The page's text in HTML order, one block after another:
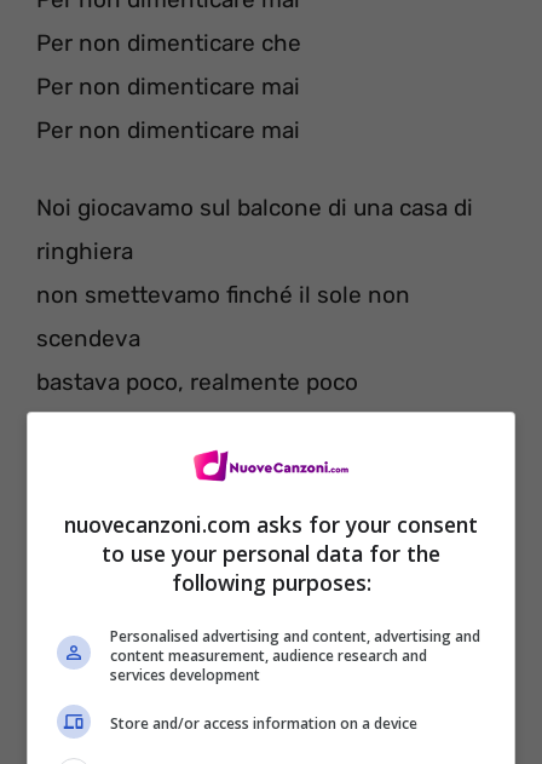
Per non dimenticare che
Per non dimenticare mai
Per non dimenticare mai
Noi giocavamo sul balcone di una casa di
ringhiera
non smettevamo finché il sole non
scendeva
bastava poco, realmente poco
non esisteva il verbo instagrammare
facevamo foto
io se chiudo gli occhi forte ancora lo ricordo
mamma in casa col vestito nuovo
papà in garage con le mani sporche d’olio
aggiusta la moto
nuovecanzoni.com asks for your consent
to use your personal data for the
following purposes:
Personalised advertising and content, advertising and
content measurement, audience research and
services development
Store and/or access information on a device